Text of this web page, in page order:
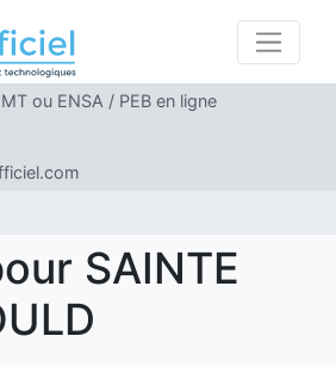
ou ENSA / PEB en ligne
SAINTE